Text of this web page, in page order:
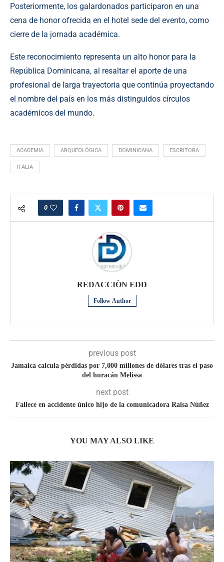
Posteriormente, los galardonados participaron en una
cena de honor ofrecida en el hotel sede del evento, como
cierre de la jornada académica.
Este reconocimiento representa un alto honor para la
República Dominicana, al resaltar el aporte de una
profesional de larga trayectoria que continúa proyectando
el nombre del país en los más distinguidos círculos
académicos del mundo.
ACADEMIA ARQUEOLÓGICA DOMINICANA ESCRITORA
ITALIA
0
REDACCIÒN EDD
Follow Author
previous post
Jamaica calcula pérdidas por 7,000 millones de dólares tras el paso
del huracán Melissa
next post
Fallece en accidente único hijo de la comunicadora Raisa Núñez
YOU MAY ALSO LIKE